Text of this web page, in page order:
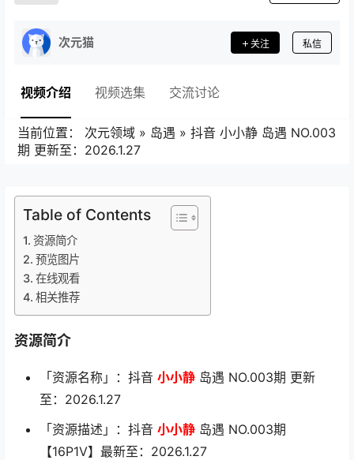
次元猫 关注 私信
视频介绍 视频选集 交流讨论
当前位置： 次元领域 » 岛遇 » 抖音 小小静 岛遇 NO.003
期 更新至：2026.1.27
Table of Contents
资源简介
预览图片
在线观看
相关推荐
资源简介
「资源名称」：抖音 小小静 岛遇 NO.003期 更新
至：2026.1.27
「资源描述」：抖音 小小静 岛遇 NO.003期
【16P1V】最新至：2026.1.27